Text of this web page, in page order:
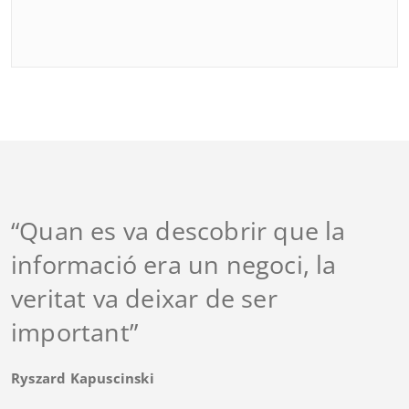
“Quan es va descobrir que la
informació era un negoci, la
veritat va deixar de ser
important”
Ryszard Kapuscinski